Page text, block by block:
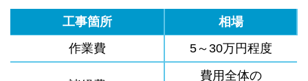
工事箇所
相場
作業費
5～30万円程度
費用全体の